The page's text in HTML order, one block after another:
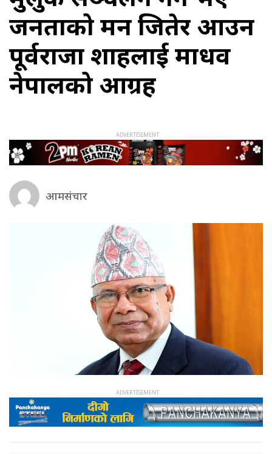
जनताको मन जितेर आउन
पूर्वराजा शाहलाई माधव
नेपालको आग्रह
आमसंचार